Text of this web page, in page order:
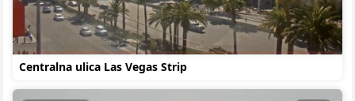
Centralna ulica Las Vegas Strip